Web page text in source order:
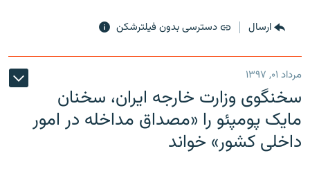
ارسال دسترسی بدون فیلترشکن
مرداد ۰۱, ۱۳۹۷
سخنگوی وزارت خارجه ایران، سخنان
مایک پومپئو را «مصداق مداخله در امور
داخلی کشور» خواند